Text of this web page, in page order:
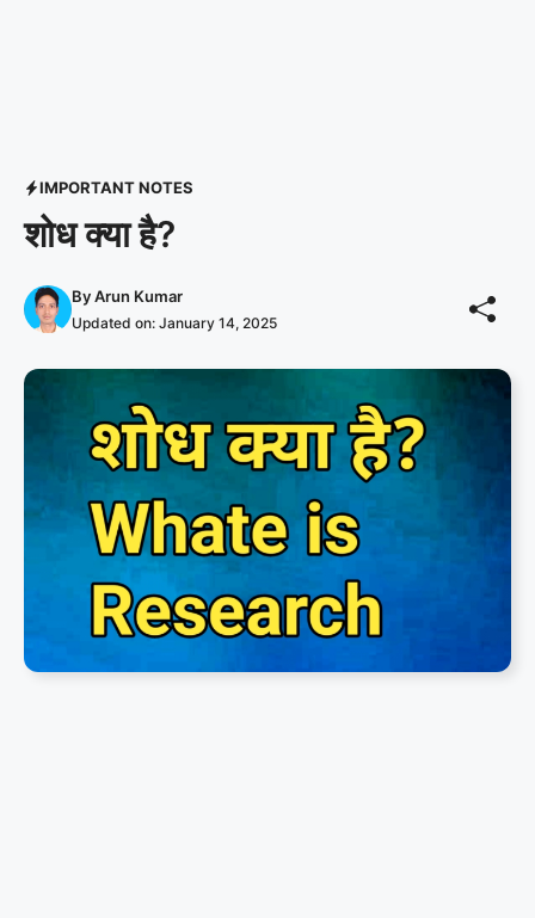
IMPORTANT NOTES
शोध क्या है?
ByArun Kumar
Updated on: January 14, 2025